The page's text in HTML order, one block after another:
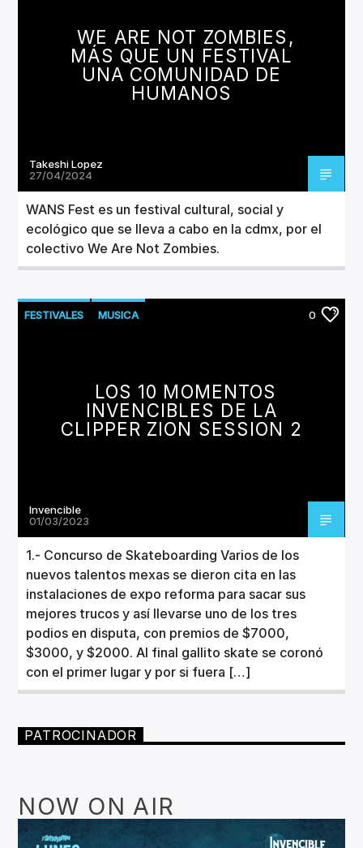
TÍTULO
ARTISTA
Invencible Radio
WE ARE NOT ZOMBIES,
MÁS QUE UN FESTIVAL
UNA COMUNIDAD DE
HUMANOS
Takeshi Lopez
27/04/2024
WANS Fest es un festival cultural, social y
ecológico que se lleva a cabo en la cdmx, por el
colectivo We Are Not Zombies.
FESTIVALES MUSICA 0
LOS 10 MOMENTOS
INVENCIBLES DE LA
CLIPPER ZION SESSION 2
Invencible
01/03/2023
1.- Concurso de Skateboarding Varios de los
nuevos talentos mexas se dieron cita en las
instalaciones de expo reforma para sacar sus
mejores trucos y así llevarse uno de los tres
podios en disputa, con premios de $7000,
$3000, y $2000. Al final gallito skate se coronó
con el primer lugar y por si fuera […]
PATROCINADOR
NOW ON AIR